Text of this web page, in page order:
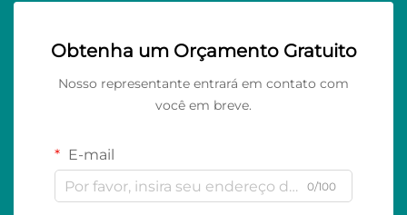
Obtenha um Orçamento Gratuito
Nosso representante entrará em contato com
você em breve.
E-mail
0/100